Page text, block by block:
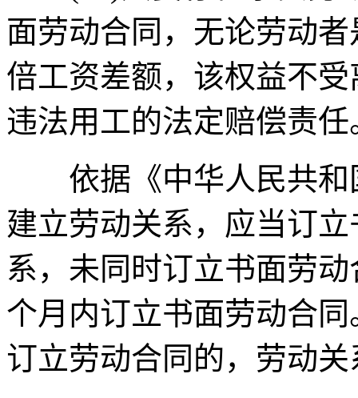
面劳动合同，无论劳动
倍工资差额，该权益不
违法用工的法定赔偿责任
依据《中华人民共和
建立劳动关系，应当订
系，未同时订立书面劳
个月内订立书面劳动合
订立劳动合同的，劳动